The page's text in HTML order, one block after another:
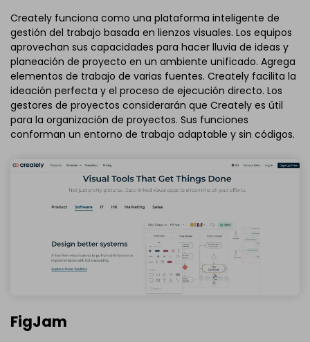
Creately funciona como una plataforma inteligente de
gestión del trabajo basada en lienzos visuales. Los equipos
aprovechan sus capacidades para hacer lluvia de ideas y
planeación de proyecto en un ambiente unificado. Agrega
elementos de trabajo de varias fuentes. Creately facilita la
ideación perfecta y el proceso de ejecución directo. Los
gestores de proyectos considerarán que Creately es útil
para la organización de proyectos. Sus funciones
conforman un entorno de trabajo adaptable y sin códigos.
FigJam